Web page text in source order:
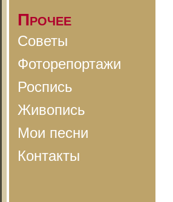
Прочее
Советы
Фоторепортажи
Роспись
Живопись
Мои песни
Контакты